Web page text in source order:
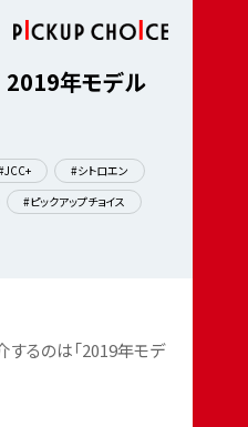
2019年モデル
#シトロエン
#ピックアップチョイス
するのは「2019年モデ